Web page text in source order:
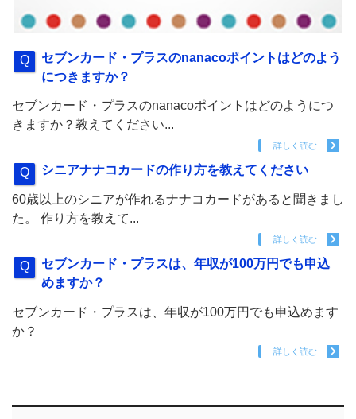
セブンカード・プラスのnanacoポイントはどのよう
につきますか？
セブンカード・プラスのnanacoポイントはどのようにつ
きますか？教えてください...
詳しく読む
シニアナナコカードの作り方を教えてください
60歳以上のシニアが作れるナナコカードがあると聞きまし
た。 作り方を教えて...
詳しく読む
セブンカード・プラスは、年収が100万円でも申込
めますか？
セブンカード・プラスは、年収が100万円でも申込めます
か？
詳しく読む